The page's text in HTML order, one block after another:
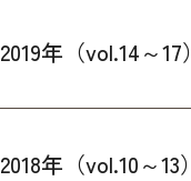
2019年（vol.14～17）
2018年（vol.10～13）